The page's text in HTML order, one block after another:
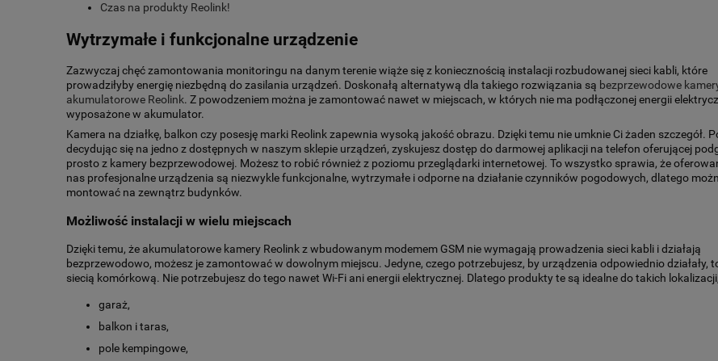
Czas na produkty Reolink!
Wytrzymałe i funkcjonalne urządzenie
Zazwyczaj chęć zamontowania monitoringu na danym terenie wiąże się z koniecznością instalacji rozbudowanej sieci kabli, które
prowadziłyby energię niezbędną do zasilania urządzeń. Doskonałą alternatywą dla takiego rozwiązania są bezprzewodowe
akumulatorowe Reolink. Z powodzeniem można je zamontować nawet w miejscach, w których nie ma podłączonej energii
wyposażone w akumulator.
Kamera na działkę, balkon czy posesję marki Reolink zapewnia wysoką jakość obrazu. Dzięki temu nie umknie Ci żaden szczegół.
decydując się na jedno z dostępnych w naszym sklepie urządzeń, zyskujesz dostęp do darmowej aplikacji na telefon oferującej
prosto z kamery bezprzewodowej. Możesz to robić również z poziomu przeglądarki internetowej. To wszystko sprawia, że
nas profesjonalne urządzenia są niezwykle funkcjonalne, wytrzymałe i odporne na działanie czynników pogodowych, dlatego
montować na zewnątrz budynków.
Możliwość instalacji w wielu miejscach
Dzięki temu, że akumulatorowe kamery Reolink z wbudowanym modemem GSM nie wymagają prowadzenia sieci kabli i działają
bezprzewodowo, możesz je zamontować w dowolnym miejscu. Jedyne, czego potrzebujesz, by urządzenia odpowiednio działały,
siecią komórkową. Nie potrzebujesz do tego nawet Wi-Fi ani energii elektrycznej. Dlatego produkty te są idealne do takich
garaż,
balkon i taras,
pole kempingowe,